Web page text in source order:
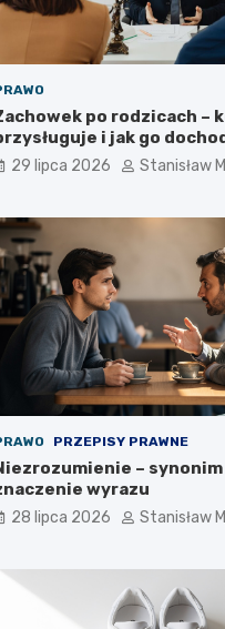
po rodzicach –
i jak go
29 lipca 2026 Stanisław
PRZEPISY PRAWNE
– synonim
wyrazu
28 lipca 2026 Stanisław